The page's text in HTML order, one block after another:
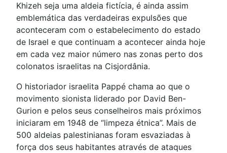
Khizeh seja uma aldeia fictícia, é ainda assim
emblemática das verdadeiras expulsões que
aconteceram com o estabelecimento do estado
de Israel e que continuam a acontecer ainda hoje
em cada vez maior número nas zonas perto dos
colonatos israelitas na Cisjordânia.
O historiador israelita Pappé chama ao que o
movimento sionista liderado por David Ben-
Gurion e pelos seus conselheiros mais próximos
iniciaram em 1948 de “limpeza étnica”. Mais de
500 aldeias palestinianas foram esvaziadas à
força dos seus habitantes através de ataques